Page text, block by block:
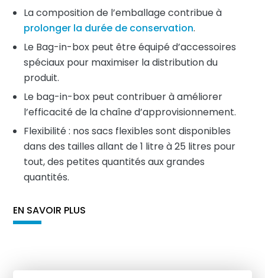
La composition de l’emballage contribue à
prolonger la durée de conservation.
Le Bag-in-box peut être équipé d’accessoires
spéciaux pour maximiser la distribution du
produit.
Le bag-in-box peut contribuer à améliorer
l’efficacité de la chaîne d’approvisionnement.
Flexibilité : nos sacs flexibles sont disponibles
dans des tailles allant de 1 litre à 25 litres pour
tout, des petites quantités aux grandes
quantités.
EN SAVOIR PLUS